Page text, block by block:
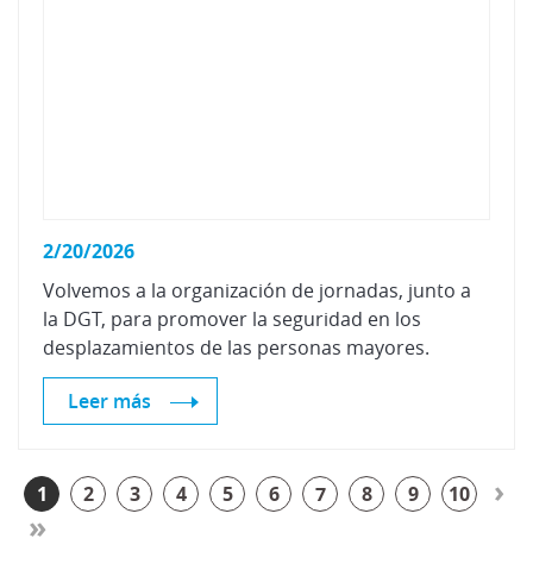
2/20/2026
Volvemos a la organización de jornadas, junto a
la DGT, para promover la seguridad en los
desplazamientos de las personas mayores.
Leer más
1 2 3 4 5 6 7 8 9 10
›
»